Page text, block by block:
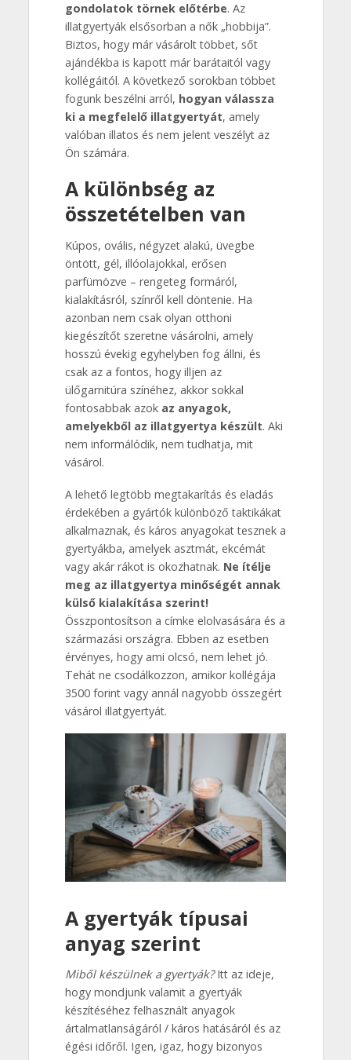
gondolatok törnek előtérbe. Az
illatgyertyák elsősorban a nők „hobbija”.
Biztos, hogy már vásárolt többet, sőt
ajándékba is kapott már barátaitól vagy
kollégáitól. A következő sorokban többet
fogunk beszélni arról, hogyan válassza
ki a megfelelő illatgyertyát, amely
valóban illatos és nem jelent veszélyt az
Ön számára.
A különbség az
összetételben van
Kúpos, ovális, négyzet alakú, üvegbe
öntött, gél, illóolajokkal, erősen
parfümözve – rengeteg formáról,
kialakításról, színről kell döntenie. Ha
azonban nem csak olyan otthoni
kiegészítőt szeretne vásárolni, amely
hosszú évekig egyhelyben fog állni, és
csak az a fontos, hogy illjen az
ülőgarnitúra színéhez, akkor sokkal
fontosabbak azok az anyagok,
amelyekből az illatgyertya készült. Aki
nem informálódik, nem tudhatja, mit
vásárol.
A lehető legtöbb megtakarítás és eladás
érdekében a gyártók különböző taktikákat
alkalmaznak, és káros anyagokat tesznek a
gyertyákba, amelyek asztmát, ekcémát
vagy akár rákot is okozhatnak. Ne ítélje
meg az illatgyertya minőségét annak
külső kialakítása szerint!
Összpontosítson a címke elolvasására és a
származási országra. Ebben az esetben
érvényes, hogy ami olcsó, nem lehet jó.
Tehát ne csodálkozzon, amikor kollégája
3500 forint vagy annál nagyobb összegért
vásárol illatgyertyát.
A gyertyák típusai
anyag szerint
Miből készülnek a gyertyák?Itt az ideje,
hogy mondjunk valamit a gyertyák
készítéséhez felhasznált anyagok
ártalmatlanságáról / káros hatásáról és az
égési időről. Igen, igaz, hogy bizonyos